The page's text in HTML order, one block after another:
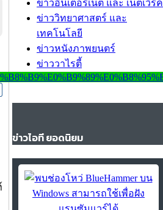
ข่าวอินเตอร์เน็ต และ เน็ตเวิร์ค
ข่าววิทยาศาสตร์ และ
เทคโนโลยี
ข่าวหนังภาพยนตร์
ข่าววาไรตี้
ข่าวไอที ยอดนิยม